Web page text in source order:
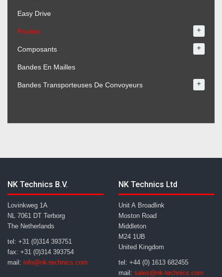
Easy Drive
Poulies +
Composants +
Bandes En Mailles
Bandes Transporteuses De Convoyeurs +
NK Technics B.V.
Lovinkweg 1A
NL 7061 DT Terborg
The Netherlands
tel: +31 (0)314 393751
fax: +31 (0)314 393754
mail: info@nk-technics.com
NK Technics Ltd
Unit A Broadlink
Moston Road
Middleton
M24 1UB
United Kingdom
tel: +44 (0) 1613 682455
mail: sales@nk-technics.com